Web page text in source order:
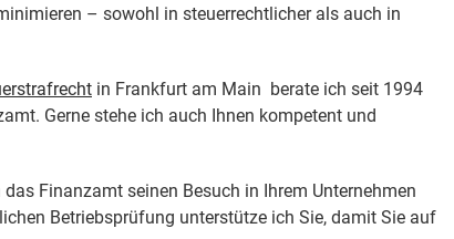
– sowohl in steuerrechtlicher als auch in
in Frankfurt am Main berate ich seit 1994
Gerne stehe ich auch Ihnen kompetent und
Finanzamt seinen Besuch in Ihrem Unternehmen
Betriebsprüfung unterstütze ich Sie, damit Sie auf